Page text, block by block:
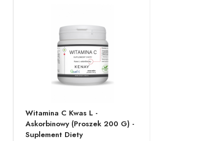
Witamina C Kwas L -
Askorbinowy (proszek 200 G) -
Suplement Diety